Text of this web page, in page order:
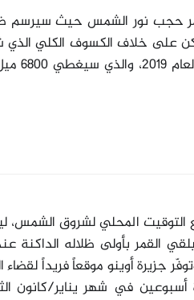
حجب نور الشمس حيث سيرسم
القمر بأولى ظلاله
جزيرة أوينو موقعاً فريداً
في شهر يناير/كانون